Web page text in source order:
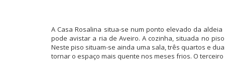
A Casa Rosalina situa-se num ponto elevado da
pode avistar a ria de Aveiro. A cozinha, situada no
Neste piso situam-se ainda uma sala, três quartos e
tornar o espaço mais quente nos meses frios. O